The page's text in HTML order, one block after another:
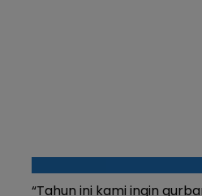
“Tahun ini kami ingin